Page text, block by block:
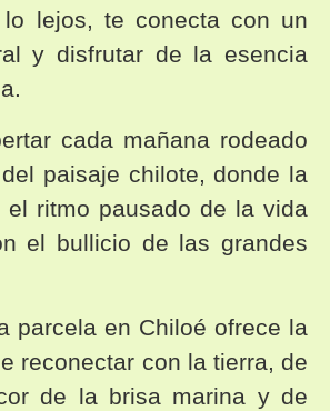
lejos, te conecta con un
y disfrutar de la esencia
cada mañana rodeado
paisaje chilote, donde la
el ritmo pausado de la vida
el bullicio de las grandes
parcela en Chiloé ofrece la
reconectar con la tierra, de
de la brisa marina y de